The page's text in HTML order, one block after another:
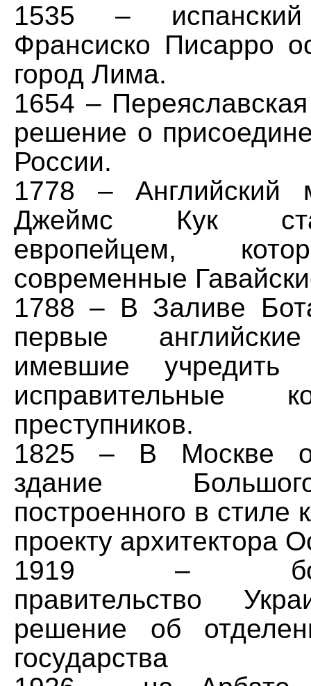
1535 – испанский
Франсиско Писарро
город Лима.
1654 –
решение о
России.
1778 – Английский
Джеймс Кук
европейцем,
современные
1788 – В Заливе
первые
имевшие учредить
исправительные
преступников.
1825 – В Москве
здание
построенного в стиле
проекту архитектора
1919 –
правительство
решение об
государства